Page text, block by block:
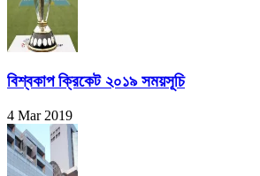
বিশ্বকাপ ক্রিকেট ২০১৯ সময়সূচি
4 Mar 2019